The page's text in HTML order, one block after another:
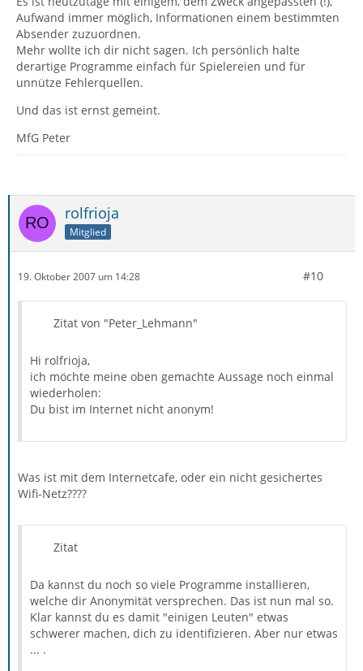
Aufwand immer möglich, Informationen einem bestimmten
Absender zuzuordnen.
Mehr wollte ich dir nicht sagen. Ich persönlich halte
derartige Programme einfach für Spielereien und für
unnütze Fehlerquellen.
Und das ist ernst gemeint.
MfG Peter
rolfrioja
Mitglied
19. Oktober 2007 um 14:28 #10
Zitat von "Peter_Lehmann"
Hi rolfrioja,
ich möchte meine oben gemachte Aussage noch einmal
wiederholen:
Du bist im Internet nicht anonym!
Was ist mit dem Internetcafe, oder ein nicht gesichertes
Wifi-Netz????
Zitat
Da kannst du noch so viele Programme installieren,
welche dir Anonymität versprechen. Das ist nun mal so.
Klar kannst du es damit "einigen Leuten" etwas
schwerer machen, dich zu identifizieren. Aber nur etwas
... .